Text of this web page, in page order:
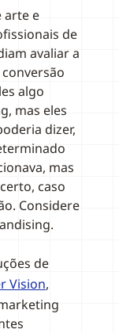
arte e
de
avaliar a
algo
mas eles
dizer,
mas
caso
Considere
de
Vision,